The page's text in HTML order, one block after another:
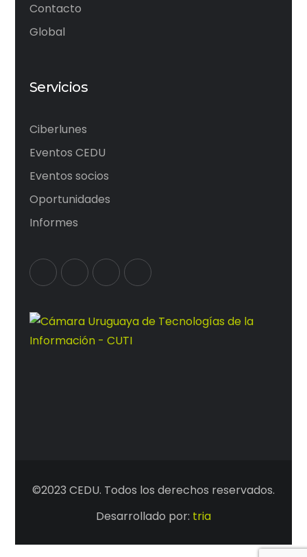
Contacto
Global
Servicios
Ciberlunes
Eventos CEDU
Eventos socios
Oportunidades
Informes
©2023 CEDU. Todos los derechos reservados.
Desarrollado por: tria